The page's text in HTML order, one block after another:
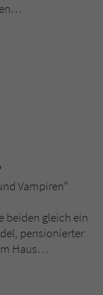
Vampiren"
beiden gleich ein
pensionierter
Haus…